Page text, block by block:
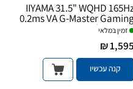
IIYAMA 31.5" WQHD
0.2ms VA G-Master
Curvedזמין במלאי
1,595 ₪
קנה עכשיו